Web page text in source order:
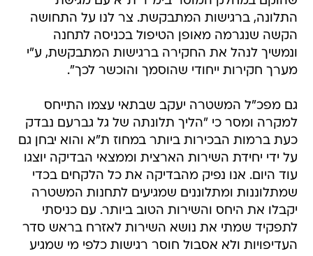
התלונה, ברגישות המתבקשת. צר לנו על התחושה
הקשה שנגרמה מאופן הטיפול בכניסה לתחנה
ונמשיך לנהל את החקירה ברגישות המתבקשת, ע"י
מערך חקירות ייחודי שהוסמך והוכשר לכך".
גם מפכ"ל המשטרה יעקב שבתאי עצמו התייחס
למקרה ומסר כי "הליך תלונתה של גל גברעם נבדק
כעת ברמות הבכירות ביותר במחוז ת"א והוא יבחן גם
על ידי יחידת השירות הארצית וממצאי הבדיקה יוצגו
עוד היום. אנו נפיק מהבדיקה את כל הלקחים בכדי
שמתלוננות ומתלוננים שמגיעים לתחנות המשטרה
יקבלו את היחס והשירות הטוב ביותר. עם כניסתי
לתפקיד שמתי את נושא השירות לאזרח בראש סדר
העדיפויות ולא אסבול חוסר רגישות כלפי מי שמגיע